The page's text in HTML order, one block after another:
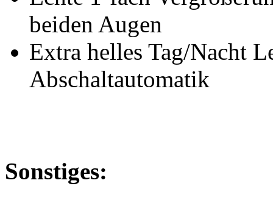
beiden Augen
Extra helles Tag/Nacht
Abschaltautomatik
Sonstiges: